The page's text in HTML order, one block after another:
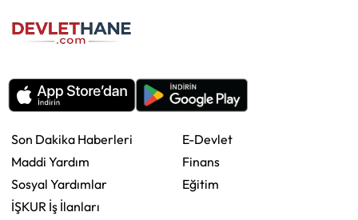
Son Dakika Haberleri
Maddi Yardım
Sosyal Yardımlar
İŞKUR İş İlanları
E-Devlet
Finans
Eğitim